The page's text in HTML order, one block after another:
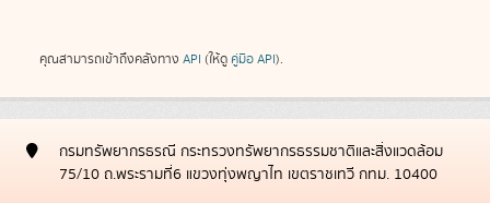
คุณสามารถเข้าถึงคลังทาง API (ให้ดู คู่มือ API).
กรมทรัพยากรธรณี กระทรวงทรัพยากรธรรมชาติและสิ่งแวดล้อม
75/10 ถ.พระรามที่6 แขวงทุ่งพญาไท เขตราชเทวี กทม. 10400